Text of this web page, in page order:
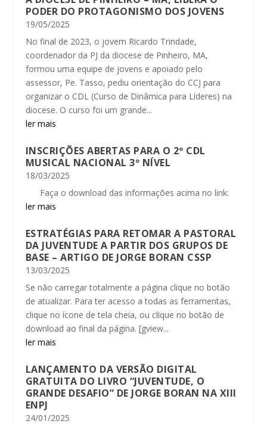
PODER DO PROTAGONISMO DOS JOVENS
19/05/2025
No final de 2023, o jovem Ricardo Trindade,
coordenador da PJ da diocese de Pinheiro, MA,
formou uma equipe de jovens e apoiado pelo
assessor, Pe. Tasso, pediu orientação do CCJ para
organizar o CDL (Curso de Dinâmica para Líderes) na
diocese. O curso foi um grande...
ler mais
INSCRIÇÕES ABERTAS PARA O 2º CDL
MUSICAL NACIONAL 3º NÍVEL
18/03/2025
Faça o download das informações acima no link:
ler mais
ESTRATÉGIAS PARA RETOMAR A PASTORAL
DA JUVENTUDE A PARTIR DOS GRUPOS DE
BASE – ARTIGO DE JORGE BORAN CSSP
13/03/2025
Se não carregar totalmente a página clique no botão
de atualizar. Para ter acesso a todas as ferramentas,
clique no ícone de tela cheia, ou clique no botão de
download ao final da página. [gview...
ler mais
LANÇAMENTO DA VERSÃO DIGITAL
GRATUITA DO LIVRO “JUVENTUDE, O
GRANDE DESAFIO” DE JORGE BORAN NA XIII
ENPJ
24/01/2025